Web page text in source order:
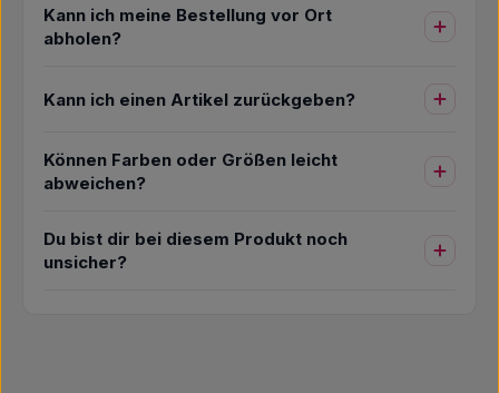
Kann ich meine Bestellung vor Ort
abholen?
Kann ich einen Artikel zurückgeben?
Können Farben oder Größen leicht
abweichen?
Du bist dir bei diesem Produkt noch
unsicher?